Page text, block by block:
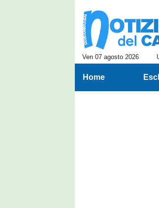
Ven 07 agosto 2026
Home